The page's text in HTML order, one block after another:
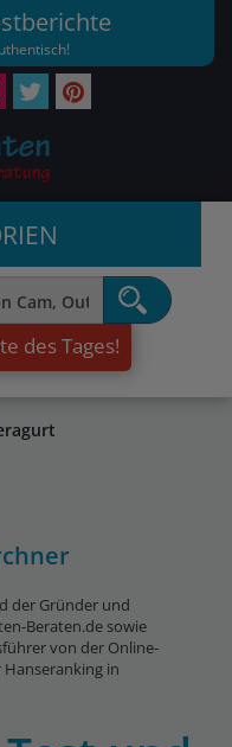
des Tages!
der Gründer und
Beraten.de sowie
von der Online-
in